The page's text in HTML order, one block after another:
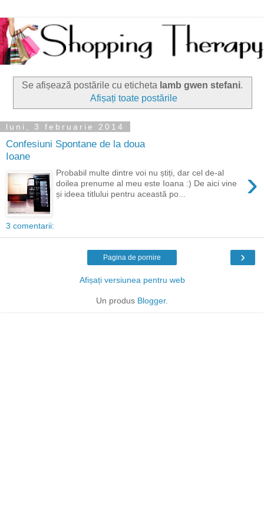
Se afișează postările cu eticheta lamb gwen stefani.
Afișați toate postările
luni, 3 februarie 2014
Confesiuni Spontane de la doua
Ioane
›
Probabil multe dintre voi nu știți, dar cel de-al
doilea prenume al meu este Ioana :) De aici vine
și ideea titlului pentru această po...
3 comentarii:
›
Pagina de pornire
Afișați versiunea pentru web
Un produs Blogger.